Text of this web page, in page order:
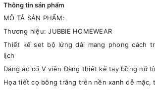
Thông tin sản phẩm
MÔ TẢ SẢN PHẨM:
Thương hiệu: JUBBIE HOMEWEAR
Thiết kế set bộ lửng dài mang phong cách
lịch
Dáng áo cổ V viền Đăng thiết kế tay bồng nữ
Họa tiết cọ bông trắng trên nền xanh dễ mặc,